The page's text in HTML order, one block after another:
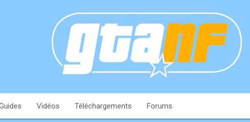
Vidéos Téléchargements Forums